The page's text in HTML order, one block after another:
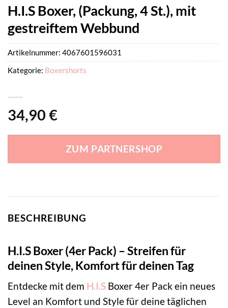
H.I.S Boxer, (Packung, 4 St.), mit
gestreiftem Webbund
34,90 €
ZUM PARTNERSHOP
Artikelnummer: 4067601596031
Kategorie: Boxershorts
BESCHREIBUNG
H.I.S Boxer (4er Pack) – Streifen für
deinen Style, Komfort für deinen Tag
Entdecke mit dem H.I.S Boxer 4er Pack ein neues
Level an Komfort und Style für deine täglichen